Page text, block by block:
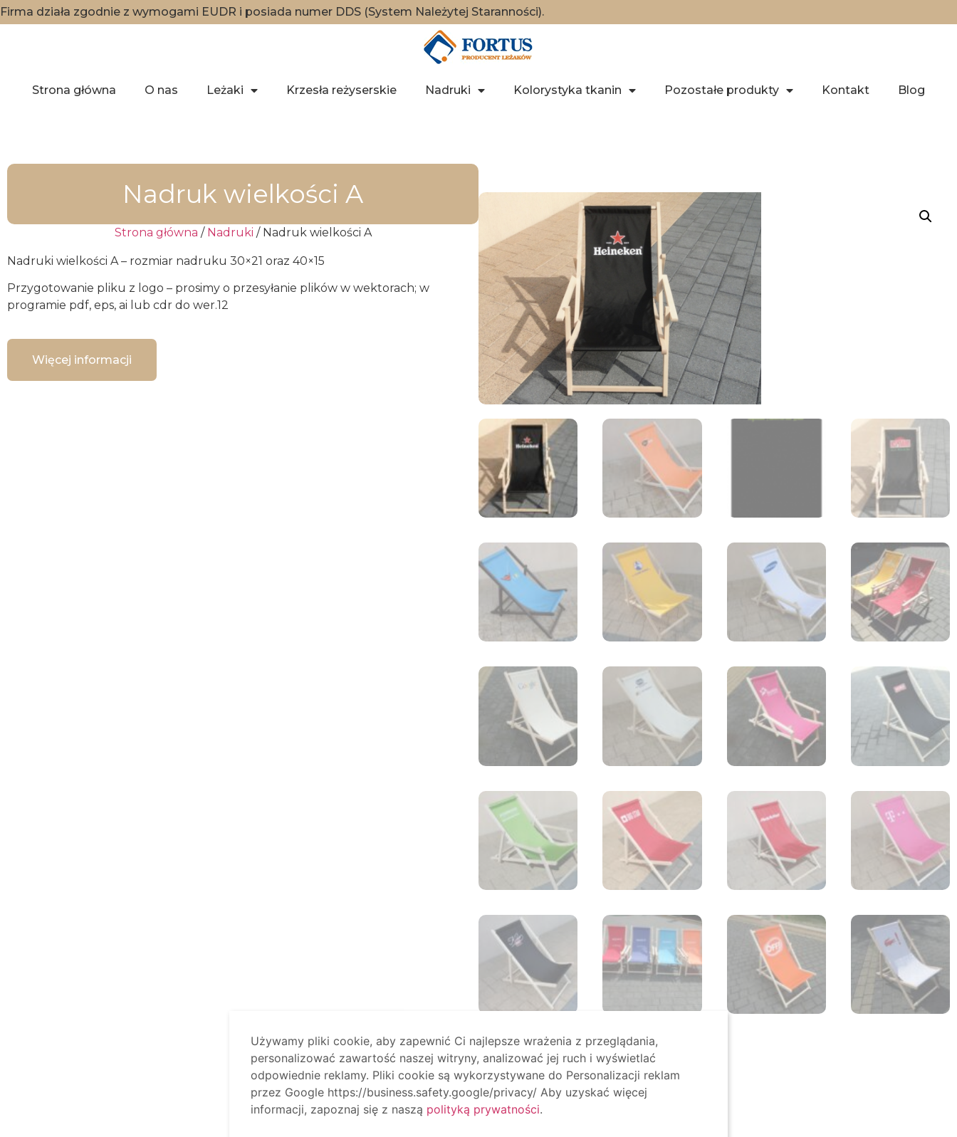
Firma działa zgodnie z wymogami EUDR i posiada numer DDS (System Należytej Staranności).
Strona główna O nas Leżaki Krzesła reżyserskie Nadruki Kolorystyka tkanin Pozostałe produkty Kontakt Blog
Nadruk wielkości A
Strona główna / Nadruki / Nadruk wielkości A
Nadruki wielkości A – rozmiar nadruku 30×21 oraz 40×15
Przygotowanie pliku z logo – prosimy o przesyłanie plików w wektorach; w
programie pdf, eps, ai lub cdr do wer.12
Więcej informacji
Używamy pliki cookie, aby zapewnić Ci najlepsze wrażenia z przeglądania,
personalizować zawartość naszej witryny, analizować jej ruch i wyświetlać
odpowiednie reklamy. Pliki cookie są wykorzystywane do Personalizacji reklam
przez Google https://business.safety.google/privacy/ Aby uzyskać więcej
informacji, zapoznaj się z naszą polityką prywatności.